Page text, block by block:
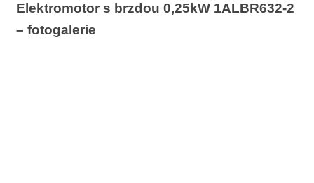
Elektromotor s brzdou 0,25kW 1ALBR632-2
– fotogalerie